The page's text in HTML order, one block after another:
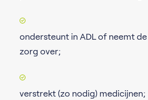
ondersteunt in ADL of neemt
zorg over;
verstrekt (zo nodig) medicijnen;